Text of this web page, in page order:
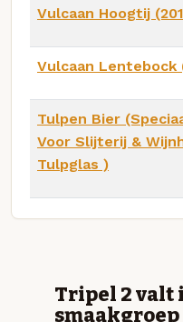
Vulcaan Hoogtij
Vulcaan Lentebock
Tulpen Bier
Voor Slijterij &
Tulpglas )
Tripel 2 valt